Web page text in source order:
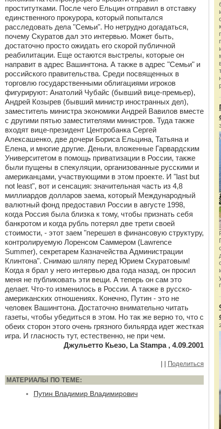
проститутками. После чего Ельцин отправил в отставку
единственного прокурора, который попытался
расследовать дела "Семьи". Но нетрудно догадаться,
почему Скуратов дал это интервью. Может быть,
достаточно просто ожидать его скорой публичной
реабилитации. Еще остаются выстрелы, которые он
направит в адрес Вашингтона. А также в адрес "Семьи" и
российского правительства. Среди посвященных в
торговлю государственными облигациями игроков
фигурируют: Анатолий Чубайс (бывший вице-премьер),
Андрей Козырев (бывший министр иностранных дел),
заместитель министра экономики Андрей Вавилов вместе
с другими пятью заместителями министров. Туда также
входят вице-президент Центробанка Сергей
Алексашенко, две дочери Бориса Ельцина, Татьяна и
Елена, и многие другие. Деньги, вложенные Гарвардским
Университетом в помощь приватизации в России, также
были пущены в спекуляции, организованные русскими и
американцами, участвующими в этом проекте. И "last but
not least", вот и сенсация: значительная часть из 4,8
миллиардов долларов заема, который Международный
валютный фонд предоставил России в августе 1998,
когда Россия была близка к тому, чтобы признать себя
банкротом и когда рубль потерял две трети своей
стоимости, - этот заем "перешел в финансовую структуру,
контролируемую Лоренсом Саммером (Lawrence
Summer), секретарем Казначейства Администрации
Клинтона". Снимаю шляпу перед Юрием Скуратовым!
Когда я брал у него интервью два года назад, он просил
меня не публиковать эти вещи. А теперь он сам это
делает. Что-то изменилось в России. А также в русско-
американских отношениях. Конечно, Путин - это не
человек Вашингтона. Достаточно внимательно читать
газеты, чтобы убедиться в этом. Но так же верно то, что с
обеих сторон этого очень грязного бильярда идет жесткая
игра. И гласность тут, естественно, не при чем.
Джульетто Кьезо, La Stampa , 4.09.2001
Поделиться
МАТЕРИАЛЫ ПО ТЕМЕ:
Путин Владимир Владимирович